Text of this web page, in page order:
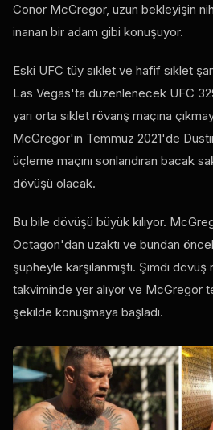
Conor McGregor, uzun bekleyişin
inanan bir adam gibi konuşuyor.
Eski UFC tüy sıklet ve hafif sıklet
Las Vegas'ta düzenlenecek UFC
yarı orta sıklet rövanş maçına
McGregor'ın Temmuz 2021'de
üçleme maçını sonlandıran bacak
dövüşü olacak.
Bu bile dövüşü büyük kılıyor.
Octagon'dan uzaktı ve bundan
şüpheyle karşılanmıştı. Şimdi
takviminde yer alıyor ve McGregor
şekilde konuşmaya başladı.